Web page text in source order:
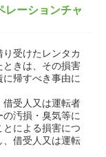
レーションチャ
受けたレンタカ
ときは、その損害
帰すべき事由に
借受人又は運転者
汚損・臭気等に
による損害につ
、借受人又は運転